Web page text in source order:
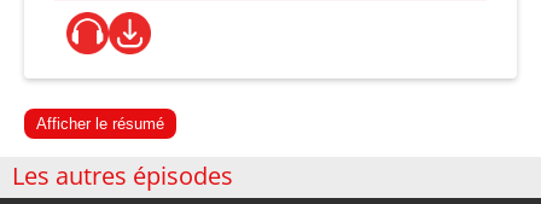
Afficher le résumé
Les autres épisodes